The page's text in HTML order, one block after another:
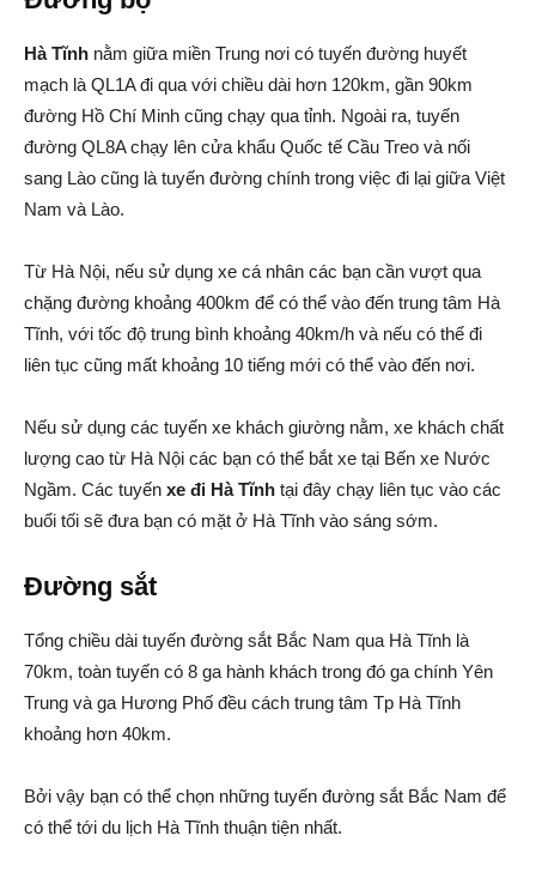
Hà Tĩnh nằm giữa miền Trung nơi có tuyến đường huyết
mạch là QL1A đi qua với chiều dài hơn 120km, gần 90km
đường Hồ Chí Minh cũng chạy qua tỉnh. Ngoài ra, tuyến
đường QL8A chạy lên cửa khẩu Quốc tế Cầu Treo và nối
sang Lào cũng là tuyến đường chính trong việc đi lại giữa Việt
Nam và Lào.
Từ Hà Nội, nếu sử dụng xe cá nhân các bạn cần vượt qua
chặng đường khoảng 400km để có thể vào đến trung tâm Hà
Tĩnh, với tốc độ trung bình khoảng 40km/h và nếu có thể đi
liên tục cũng mất khoảng 10 tiếng mới có thể vào đến nơi.
Nếu sử dụng các tuyến xe khách giường nằm, xe khách chất
lượng cao từ Hà Nội các bạn có thể bắt xe tại Bến xe Nước
Ngầm. Các tuyến xe đi Hà Tĩnh tại đây chạy liên tục vào các
buổi tối sẽ đưa bạn có mặt ở Hà Tĩnh vào sáng sớm.
Đường sắt
Tổng chiều dài tuyến đường sắt Bắc Nam qua Hà Tĩnh là
70km, toàn tuyến có 8 ga hành khách trong đó ga chính Yên
Trung và ga Hương Phố đều cách trung tâm Tp Hà Tĩnh
khoảng hơn 40km.
Bởi vậy bạn có thể chọn những tuyến đường sắt Bắc Nam để
có thể tới du lịch Hà Tĩnh thuận tiện nhất.